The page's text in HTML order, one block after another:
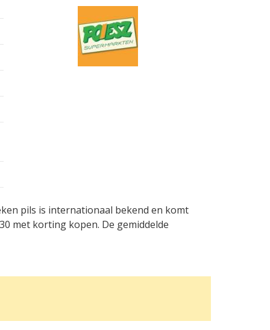
pils is internationaal bekend en komt
met korting kopen. De gemiddelde